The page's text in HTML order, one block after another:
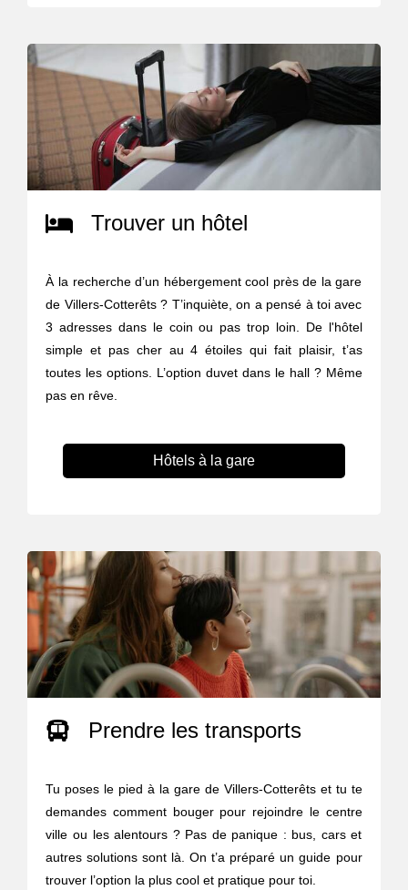
Trouver un hôtel
À la recherche d’un hébergement cool près de la gare
de Villers-Cotterêts ? T’inquiète, on a pensé à toi avec
3 adresses dans le coin ou pas trop loin. De l'hôtel
simple et pas cher au 4 étoiles qui fait plaisir, t’as
toutes les options. L’option duvet dans le hall ? Même
pas en rêve.
Hôtels à la gare
Prendre les transports
Tu poses le pied à la gare de Villers-Cotterêts et tu te
demandes comment bouger pour rejoindre le centre
ville ou les alentours ? Pas de panique : bus, cars et
autres solutions sont là. On t’a préparé un guide pour
trouver l’option la plus cool et pratique pour toi.